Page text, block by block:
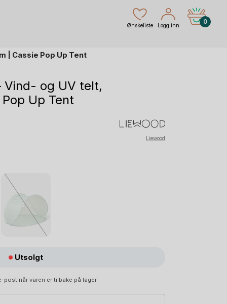
Ønskeliste Logg inn
0
| Cassie Pop Up Tent
Vind- og UV telt,
Up Tent
Liewood
Utsolgt
når varen er tilbake på lager.